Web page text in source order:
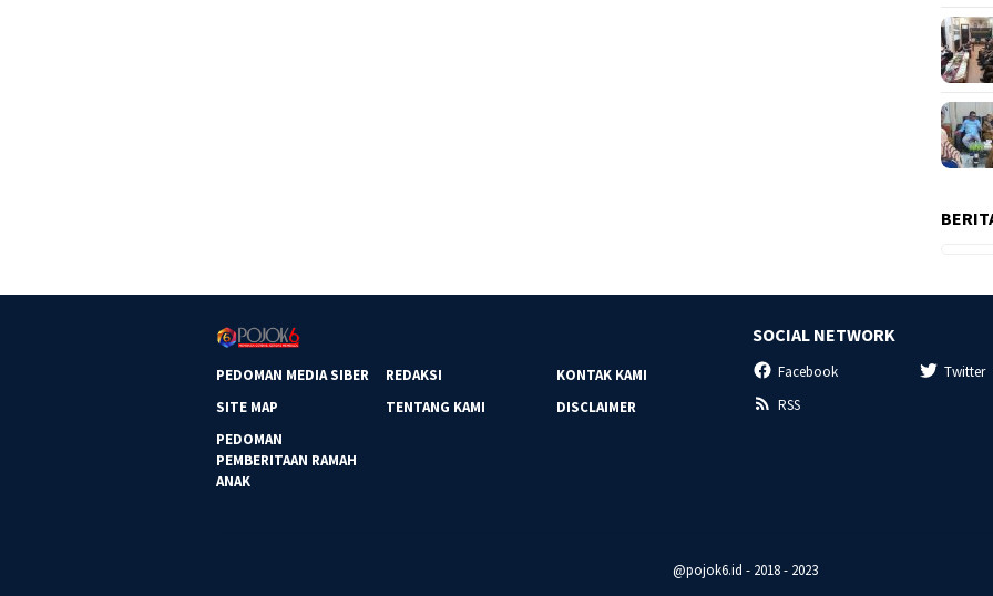
PEDOMAN MEDIA SIBER REDAKSI
KONTAK KAMI
SITE MAP
TENTANG KAMI
DISCLAIMER
PEDOMAN
PEMBERITAAN RAMAH
ANAK
SOCIAL NETWORK
Facebook Twitter
RSS
@pojok6.id - 2018 - 2023